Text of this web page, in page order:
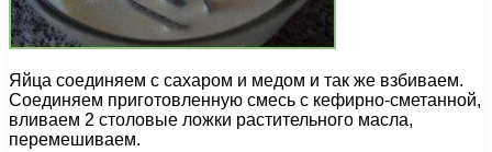
Яйца соединяем с сахаром и медом и так же взбиваем.
Соединяем приготовленную смесь с кефирно-сметанной,
вливаем 2 столовые ложки растительного масла,
перемешиваем.